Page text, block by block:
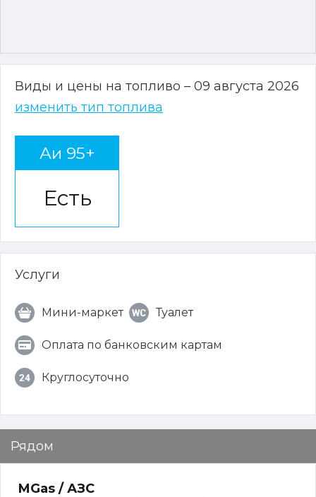
Виды и цены на топливо – 09 августа 2026
изменить тип топлива
Аи 95+
Есть
Услуги
Мини-маркет Туалет
Оплата по банковским картам
Круглосуточно
Рядом
MGas / АЗС